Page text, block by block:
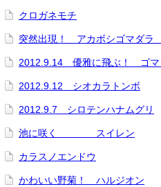
クロガネモチ
突然出現！ アカボシゴマダラ
2012.9.14 優雅に飛ぶ！ ゴマ
2012.9.12 シオカラトンボ
2012.9.7 シロテンハナムグリ
池に咲く スイレン
カラスノエンドウ
かわいい野菊！ ハルジオン